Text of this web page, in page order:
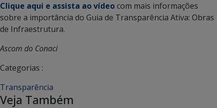
Clique aqui e assista ao vídeocom mais informações
sobre a importância do Guia de Transparência Ativa: Obras
de Infraestrutura.
Ascom do Conaci
Categorias :
Transparência
Veja Também